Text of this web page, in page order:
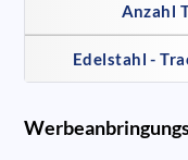
Anzahl
Edelstahl -